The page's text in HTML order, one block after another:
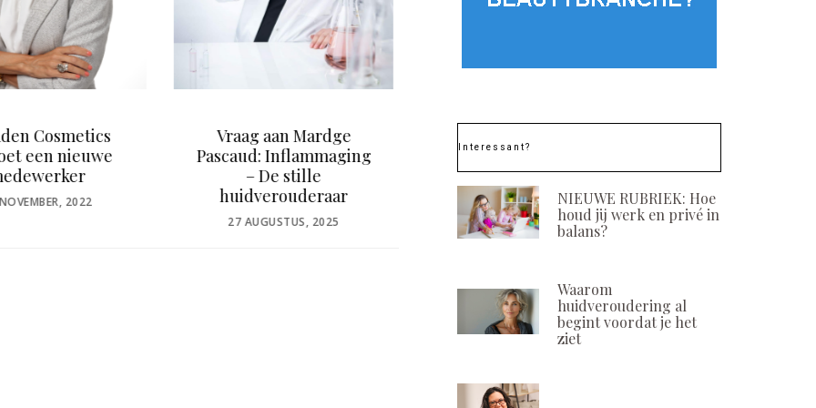
aan Mardge
Inflammaging
– De stille
De Oerkracht van Klei
POSTED
ON
22 NOVEMBER, 2023
maat met Chi Essential
Cosmetics: 100%
natuurlijk en effectief
POSTED
ON
20 NOVEMBER, 2024
Interessant?
NIEUWE RUBRIEK: Hoe
houd jij werk en privé in
balans?
Waarom
huidveroudering al
begint voordat je het
ziet